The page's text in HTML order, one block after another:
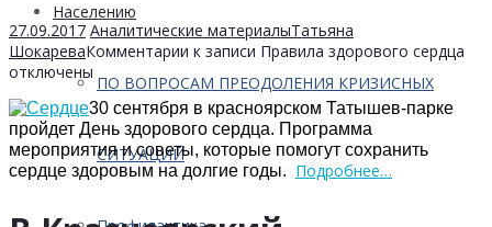
Населению
ПО ВОПРОСАМ ПРЕОДОЛЕНИЯ КРИЗИСНЫХ
СИТУАЦИЙ
27.09.2017 Аналитические материалыТатьяна
ШокареваКомментарии к записи Правила здорового сердца
отключены
30 сентября в красноярском Татышев-парке
пройдет День здорового сердца. Программа
мероприятия и советы, которые помогут сохранить
сердце здоровым на долгие годы. Подробнее…